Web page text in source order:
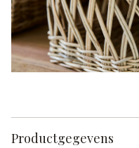
Productgegevens